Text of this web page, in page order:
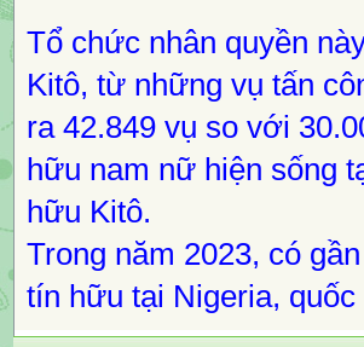
Tổ chức nhân quyền
Kitô, từ những vụ tấn
ra 42.849 vụ so với
hữu nam nữ hiện sống
hữu Kitô.
Trong năm 2023, có
tín hữu tại Nigeria,